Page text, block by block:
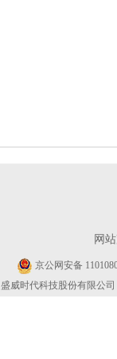
网
京公网安备
盛威时代科技股份有限公